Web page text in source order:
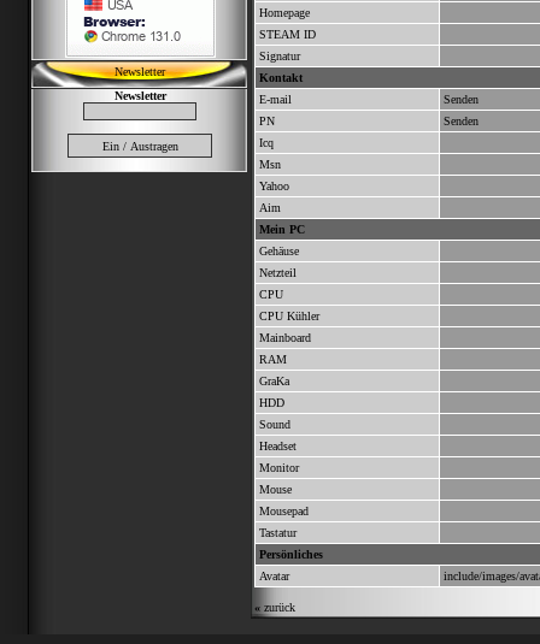
Newsletter
Newsletter
Homepage
STEAM ID
Signatur
Kontakt
E-mail
Senden
PN
Senden
Icq
Msn
Yahoo
Aim
Mein PC
Gehäuse
Netzteil
CPU
CPU Kühler
Mainboard
RAM
GraKa
HDD
Sound
Headset
Monitor
Mouse
Mousepad
Tastatur
Persönliches
Avatar
include/images/
« zurück